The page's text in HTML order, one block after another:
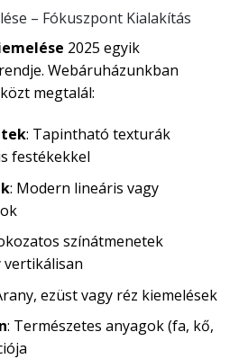
– Fókuszpont Kialakítás
2025 egyik
Webáruházunkban
megtalál:
: Tapintható texturák
festékekkel
: Modern lineáris vagy
színátmenetek
ezüst vagy réz kiemelések
: Természetes anyagok (fa, kő,